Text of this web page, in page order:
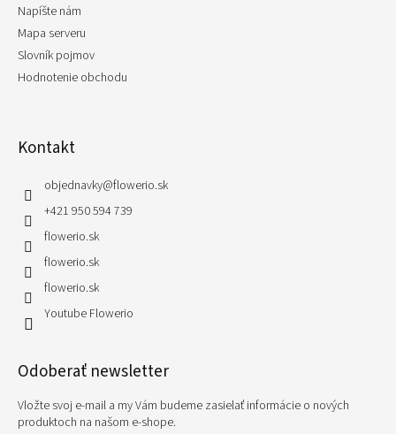
Napíšte nám
Mapa serveru
Slovník pojmov
Hodnotenie obchodu
Kontakt
objednavky@flowerio.sk
+421 950 594 739
flowerio.sk
flowerio.sk
flowerio.sk
Youtube Flowerio
Odoberať newsletter
Vložte svoj e-mail a my Vám budeme zasielať informácie o nových
produktoch na našom e-shope.